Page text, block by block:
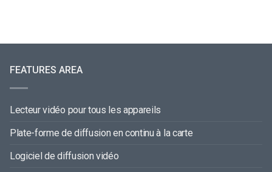
FEATURES AREA
Lecteur vidéo pour tous les appareils
Plate-forme de diffusion en continu à la carte
Logiciel de diffusion vidéo